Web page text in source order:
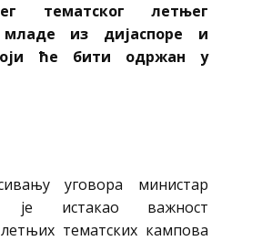
тематског летњег
из дијаспоре и
ће бити одржан у
уговора министар
је истакао важност
тематских кампова